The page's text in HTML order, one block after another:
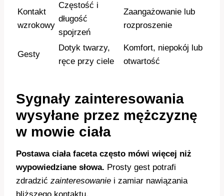
Kontakt
wzrokowy
Częstość i
długość
spojrzeń
Zaangażowanie lub
rozproszenie
Gesty
Dotyk twarzy,
ręce przy ciele
Komfort, niepokój lub
otwartość
Sygnały zainteresowania
wysyłane przez mężczyznę
w mowie ciała
Postawa ciała faceta często mówi więcej niż
wypowiedziane słowa. Prosty gest potrafi
zdradzić zainteresowanie i zamiar nawiązania